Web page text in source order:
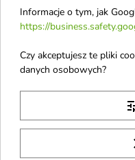

Veoli Botanica Drop of
Perfection
wygładzająco-kryjący
Informacje o tym, jak
https://
Czy akceptujesz te pliki
danych osobowych?